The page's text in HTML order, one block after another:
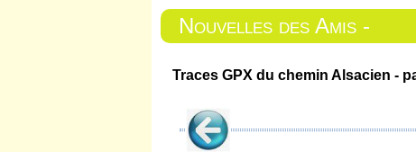
Nouvelles des Amis -
Traces GPX du chemin Alsacien -